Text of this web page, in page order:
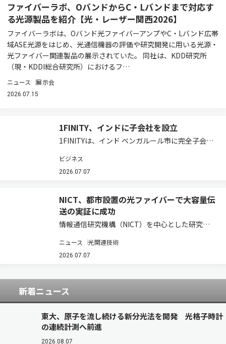
ファイバーラボ、OバンドからC・Lバンドまで対応す
る光源製品を紹介【光・レーザー関西2026】
ファイバーラボは、Oバンド光ファイバーアンプやC・Lバンド広帯
域ASE光源をはじめ、光通信機器の評価や研究開発に用いる光源・
光ファイバー関連製品の展示されていた。 同社は、KDD研究所
（現・KDDI総合研究所）におけるフ…
ニュース 展示会
2026.07.15
1FINITY、インドに子会社を設立
1FINITYは、インド ベンガルール市に完全子会社
と発表した（ニュースリリース）。 同社はこれま
で、ソフトウェア開発、カスタマーサポート、マ
ビジネス
2026.07.07
NICT、都市設置の光ファイバーで大容量伝
送の実証に成功
情報通信研究機構（NICT）を中心とした研究グ
用いて、毎秒450テラビットの大容量伝送の実証
実験に成功し、既存光ファイバーでの伝送容量の
ニュース 光関連技術
2026.07.07
新着ニュース
東大、原子を流し続ける新分光法を開発 光格子時計
の連続計測へ前進
2026.08.07